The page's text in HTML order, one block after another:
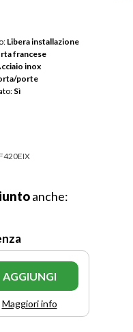
Libera installazione
francese
inox
porte
Sì
anche:
AGGIUNGI
Maggiori info